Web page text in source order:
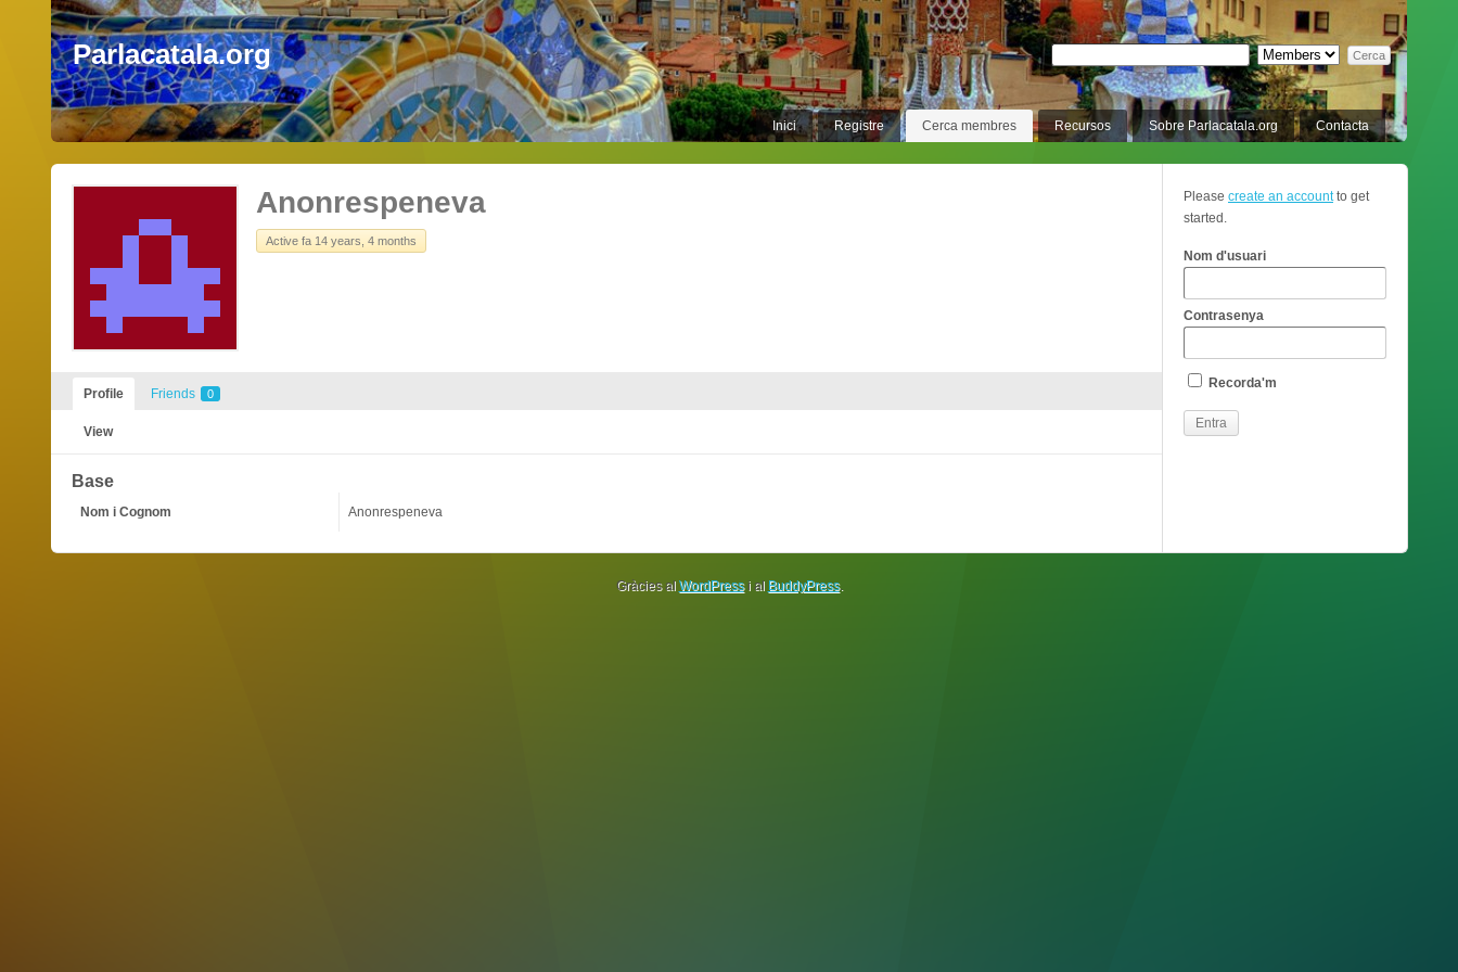
Parlacatala.org
Inici Registre Cerca membres Recursos Sobre Parlacatala.org Contacta
Anonrespeneva
Active fa 14 years, 4 months
Profile Friends 0
View
Base
Nom i Cognom Anonrespeneva
Please create an accountto get
started.
Nom d'usuari
Contrasenya
Recorda'm
Gràcies al WordPressi al BuddyPress.